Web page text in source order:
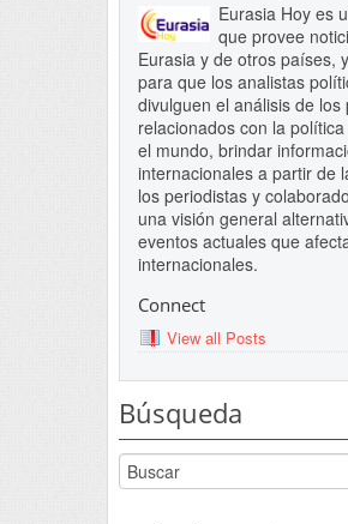
Eurasia Hoy es
que provee
Eurasia y de otros países,
para que los analistas
divulguen el análisis de
relacionados con la
el mundo, brindar
internacionales a partir de
los periodistas y
una visión general
eventos actuales que
internacionales.
Connect
View all Posts
Búsqueda